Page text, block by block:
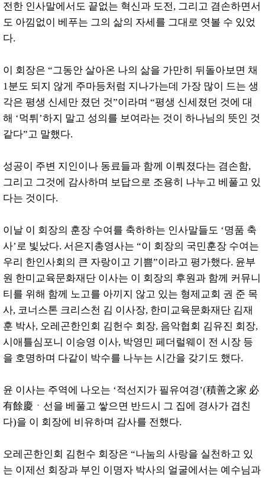
전한 인사말에서도 끝없는 혁신과 도전, 그리고 겸손하면서
도 아낌없이 베푸는 그의 삶의 자세를 그대로 엿볼 수 있었
다.
이 회장은 “그동안 살아온 나의 삶을 가만히 뒤돌아보면 채
1분도 되지 않게 주마등처럼 지나가는데 가장 많이 드는 생
각은 평생 신세만 졌던 것”이라며 “평생 신세졌던 것에 대
해 ‘먹튀’하지 말고 성의를 보여라는 것이 하나님의 뜻인 것
같다”고 말했다.
성공이 주변 지인이나 동료들과 함께 이뤄졌다는 겸손함,
그리고 그것에 감사하며 보답으로 조용히 나누고 베풀고 있
다는 것이다.
이날 이 회장의 훈장 수여를 축하하는 인사말들도 ‘명품 축
사’로 빛났다. 서은지총영사는 “이 회장의 국민훈장 수여는
우리 한인사회의 큰 자랑이고 기쁨”이라고 평가했다. 윤부
원 한미교육문화재단 이사는 이 회장의 후원과 함께 커뮤니
티를 위해 함께 노고를 아끼지 않고 있는 형제교회 권 준 목
사, 코너스톤 크리스천 김 이사장, 한미교육문화재단 김재
훈 박사, 오레곤한인회 김헌수 회장, 음악협회 김유진 회장,
시애틀심포니 이승영 이사, 박영민 페더럴웨이 전 시장 등
을 호명하며 다같이 박수를 나누는 시간을 갖기도 했다.
윤 이사는 주역에 나오는 ‘적선지가 필유여경’(積善之家 必
有餘慶ㆍ선을 베풀고 쌓으면 반드시 그 집에 경사가 겹친
다)을 이 회장에 비유하며 감사를 전했다.
오레곤한인회 김헌수 회장은 “나눔의 사랑을 실천하고 있
는 이제선 회장과 부인 이명자 박사의 얼굴에서는 예수님과